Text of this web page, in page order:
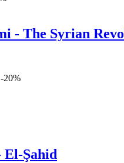
- The Syrian
-20%
El-Şahid